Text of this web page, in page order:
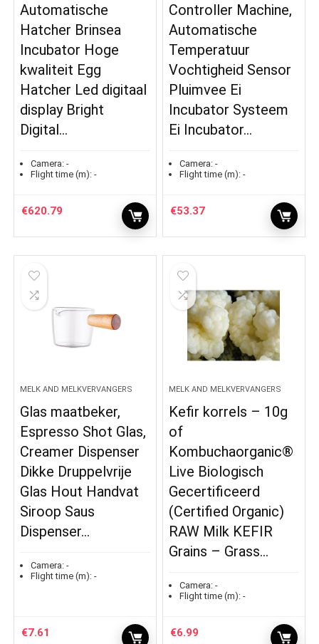
Automatische
Hatcher Brinsea
Incubator Hoge
kwaliteit Egg
Hatcher Led digitaal
display Bright
Digital…
Camera: -
Flight time (m): -
€620.79
Controller Machine,
Automatische
Temperatuur
Vochtigheid Sensor
Pluimvee Ei
Incubator Systeem
Ei Incubator…
Camera: -
Flight time (m): -
€53.37
MELK AND MELKVERVANGERS
Glas maatbeker,
Espresso Shot Glas,
Creamer Dispenser
Dikke Druppelvrije
Glas Hout Handvat
Siroop Saus
Dispenser…
Camera: -
Flight time (m): -
€7.61
MELK AND MELKVERVANGERS
Kefir korrels – 10g
of
Kombuchaorganic®
Live Biologisch
Gecertificeerd
(Certified Organic)
RAW Milk KEFIR
Grains – Grass…
Camera: -
Flight time (m): -
€6.99